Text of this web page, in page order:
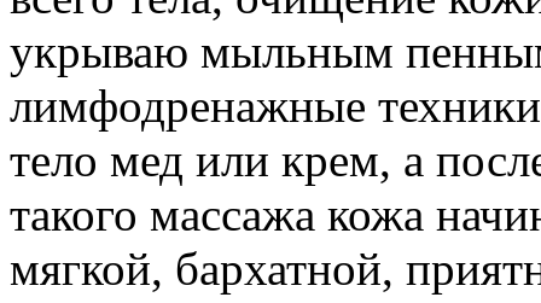
укрываю мыльным
лимфодренажные
тело мед или крем, а
такого массажа кожа
мягкой, бархатной,